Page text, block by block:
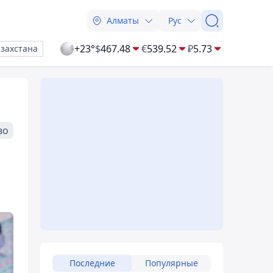
Алматы Рус
+23°$467.48 €539.52 ₽5.73
Последние Популярные